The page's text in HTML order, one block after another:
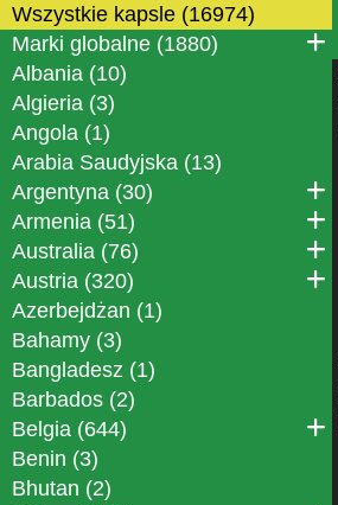
Wszystkie kapsle (16974)
Marki globalne (1880)
Albania (10)
Algieria (3)
Angola (1)
Arabia Saudyjska (13)
Argentyna (30)
Armenia (51)
Australia (76)
Austria (320)
Azerbejdżan (1)
Bahamy (3)
Bangladesz (1)
Barbados (2)
Belgia (644)
Benin (3)
Bhutan (2)